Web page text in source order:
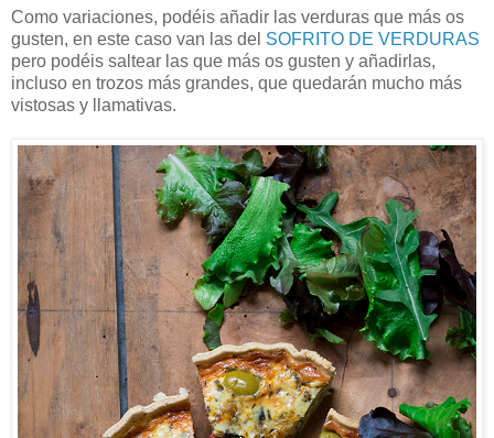
Como variaciones, podéis añadir las verduras que más os
gusten, en este caso van las del SOFRITO DE VERDURAS
pero podéis saltear las que más os gusten y añadirlas,
incluso en trozos más grandes, que quedarán mucho más
vistosas y llamativas.